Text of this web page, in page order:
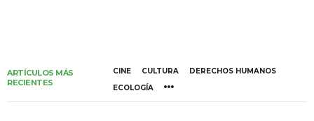
ARTÍCULOS MÁS
RECIENTES
CINE CULTURA
DERECHOS HUMANOS
ECOLOGÍA